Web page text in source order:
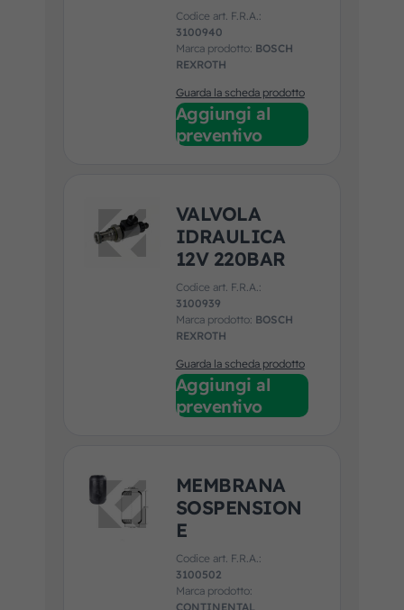
Codice art. F.R.A.:
3100940
Marca prodotto: BOSCH
REXROTH
Guarda la scheda prodotto
Aggiungi al
preventivo
VALVOLA
IDRAULICA
12V 220BAR
Codice art. F.R.A.:
3100939
Marca prodotto: BOSCH
REXROTH
Guarda la scheda prodotto
Aggiungi al
preventivo
MEMBRANA
SOSPENSION
E
Codice art. F.R.A.:
3100502
Marca prodotto:
CONTINENTAL